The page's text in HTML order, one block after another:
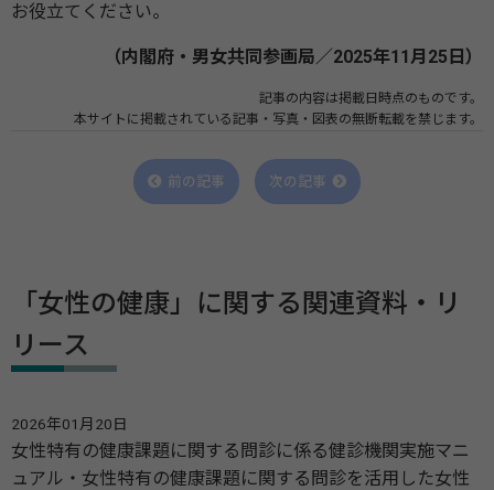
お役立てください。
（内閣府・男女共同参画局／2025年11月25日）
記事の内容は掲載日時点のものです。
本サイトに掲載されている記事・写真・図表の無断転載を禁じます。
前の記事 次の記事
「女性の健康」に関する関連資料・リ
リース
2026年01月20日
女性特有の健康課題に関する問診に係る健診機関実施マニ
ュアル・女性特有の健康課題に関する問診を活用した女性